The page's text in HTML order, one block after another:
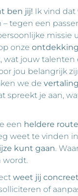
ben jij! Ik vind
tegen een
missie
onze
wat jouw talenten
jou belangrijk
we de
spreekt je aan,
een heldere
weet te vinden in
kunt gaan.
wordt.
weet jij
of